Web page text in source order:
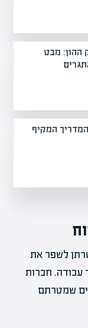
ההון: מבט
המדריך המקיף
לשפר את
עבודה. חברות
שמטרתם